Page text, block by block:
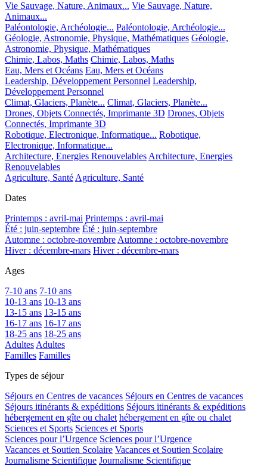
Vie Sauvage, Nature, Animaux... Vie Sauvage, Nature,
Animaux...
Paléontologie, Archéologie... Paléontologie, Archéologie...
Géologie, Astronomie, Physique, Mathématiques Géologie,
Astronomie, Physique, Mathématiques
Chimie, Labos, Maths Chimie, Labos, Maths
Eau, Mers et Océans Eau, Mers et Océans
Leadership, Développement Personnel Leadership,
Développement Personnel
Climat, Glaciers, Planète... Climat, Glaciers, Planète...
Drones, Objets Connectés, Imprimante 3D Drones, Objets
Connectés, Imprimante 3D
Robotique, Electronique, Informatique... Robotique,
Electronique, Informatique...
Architecture, Energies RenouvelablesArchitecture, Energies
Renouvelables
Agriculture, SantéAgriculture, Santé
Dates
Printemps : avril-mai Printemps : avril-mai
Été : juin-septembre Été : juin-septembre
Automne : octobre-novembreAutomne : octobre-novembre
Hiver : décembre-mars Hiver : décembre-mars
Ages
7-10 ans 7-10 ans
10-13 ans 10-13 ans
13-15 ans 13-15 ans
16-17 ans 16-17 ans
18-25 ans 18-25 ans
AdultesAdultes
Familles Familles
Types de séjour
Séjours en Centres de vacances Séjours en Centres de vacances
Séjours itinérants & expéditions Séjours itinérants & expéditions
hébergement en gîte ou chalet hébergement en gîte ou chalet
Sciences et Sports Sciences et Sports
Sciences pour l’Urgence Sciences pour l’Urgence
Vacances et Soutien Scolaire Vacances et Soutien Scolaire
Journalisme Scientifique Journalisme Scientifique